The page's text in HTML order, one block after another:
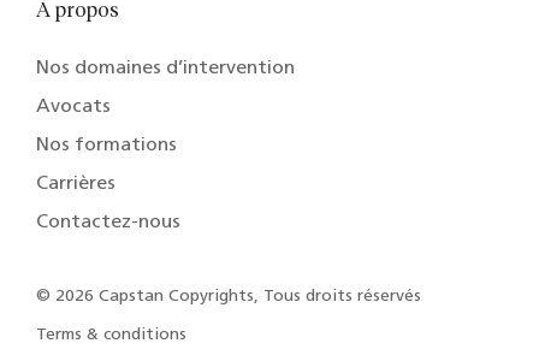
A propos
Nos domaines d’intervention
Avocats
Nos formations
Carrières
Contactez-nous
© 2026 Capstan Copyrights, Tous droits réservés
Terms & conditions